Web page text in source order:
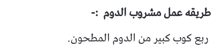
طريقه عمل مشروب الدوم :-
ربع كوب كبير من الدوم المطحون.